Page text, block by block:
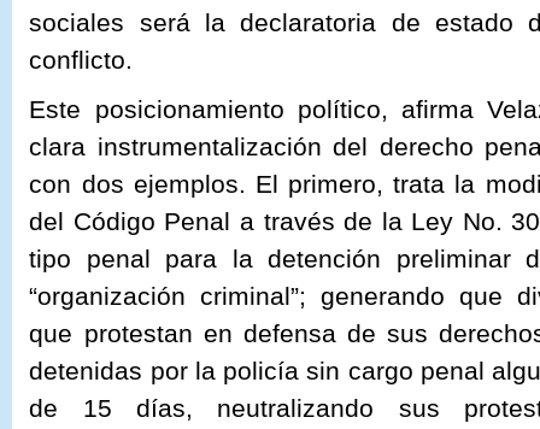
sociales será la declaratoria de estado
conflicto.
Este posicionamiento político, afirma
clara instrumentalización del derecho
con dos ejemplos. El primero, trata la
del Código Penal a través de la Ley No.
tipo penal para la detención preliminar
“organización criminal”; generando que
que protestan en defensa de sus
detenidas por la policía sin cargo penal
de 15 días, neutralizando sus